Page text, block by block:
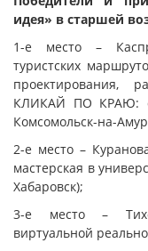
идея» в старшей
1-е место –
туристских
проектирования,
КЛИКАЙ ПО КРАЮ:
Комсомольск-на-
2-е место –
мастерская в
Хабаровск);
3-е место –
виртуальной